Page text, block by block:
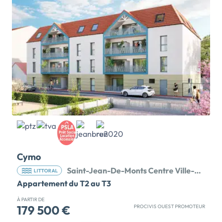
recherché : résidence sécurisée, piscine, espaces
paysagers soignés et accès direct aux circulations
piétonnes… le tout à quelques minutes de la plage à
vélo. 💰 Un vrai plus pour votre investissement 3
logements T3 éligibles au dispositif JEANBRUN, vous
permettant de bénéficier d’avantages fiscaux
attractifs […] Voir le programme immobilier neuf >>
Cymo
LITTORAL
Saint-Jean-De-Monts Centre Ville-Plage 85
Appartement du T2 au T3
À PARTIR DE
179 500 € PROCIVIS OUEST PROMOTEUR